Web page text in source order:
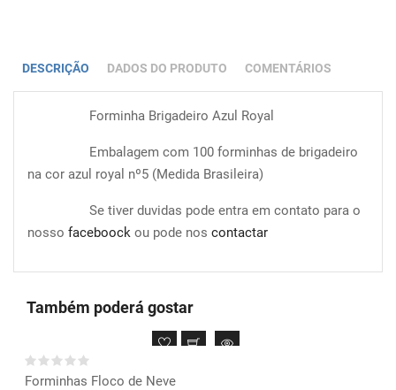
DESCRIÇÃO DADOS DO PRODUTO COMENTÁRIOS
Forminha Brigadeiro Azul Royal
Embalagem com 100 forminhas de brigadeiro
na cor azul royal nº5 (Medida Brasileira)
Se tiver duvidas pode entra em contato para o
nosso faceboock ou pode nos contactar
Também poderá gostar
Forminhas Floco de Neve